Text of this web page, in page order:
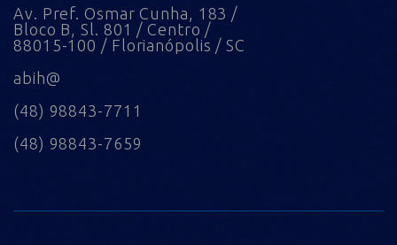
Av. Pref. Osmar Cunha, 183 /
Bloco B, Sl. 801 / Centro /
88015-100 / Florianópolis / SC
abih@
(48) 98843-7711
(48) 98843-7659